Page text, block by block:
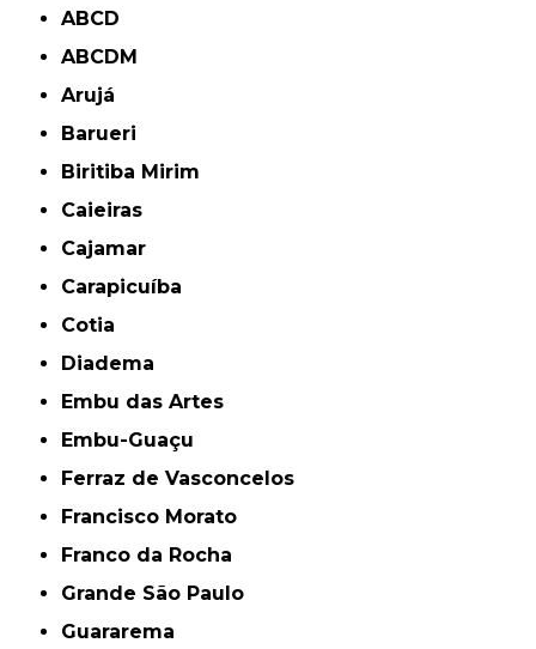
ABCD
ABCDM
Arujá
Barueri
Biritiba Mirim
Caieiras
Cajamar
Carapicuíba
Cotia
Diadema
Embu das Artes
Embu-Guaçu
Ferraz de Vasconcelos
Francisco Morato
Franco da Rocha
Grande São Paulo
Guararema